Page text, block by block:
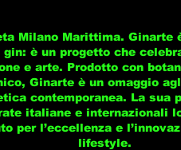
Milano Marittima. Ginarte
è un progetto che
e arte. Prodotto con
Ginarte è un omaggio
contemporanea. La sua
italiane e internazionali
per l’eccellenza e
lifestyle.